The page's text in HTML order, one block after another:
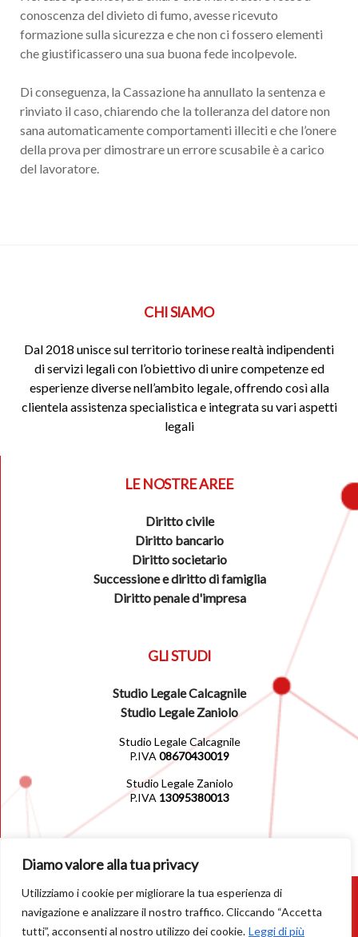
Diamo valore alla tua privacy
Utilizziamo i cookie per migliorare la tua esperienza di
navigazione e analizzare il nostro traffico. Cliccando “Accetta
tutti”, acconsenti al nostro utilizzo dei cookie. Leggi di più
conoscenza del divieto di fumo, avesse ricevuto
formazione sulla sicurezza e che non ci fossero elementi
che giustificassero una sua buona fede incolpevole.
Di conseguenza, la Cassazione ha annullato la sentenza e
rinviato il caso, chiarendo che la tolleranza del datore non
sana automaticamente comportamenti illeciti e che l’onere
della prova per dimostrare un errore scusabile è a carico
del lavoratore.
CHI SIAMO
Dal 2018 unisce sul territorio torinese realtà indipendenti
di servizi legali con l’obiettivo di unire competenze ed
esperienze diverse nell’ambito legale, offrendo così alla
clientela assistenza specialistica e integrata su vari aspetti
legali
LE NOSTRE AREE
Diritto civile
Diritto bancario
Diritto societario
Successione e diritto di famiglia
Diritto penale d'impresa
GLI STUDI
Studio Legale Calcagnile
Studio Legale Zaniolo
Studio Legale Calcagnile
P.IVA 08670430019
Studio Legale Zaniolo
P.IVA 13095380013
© 2026